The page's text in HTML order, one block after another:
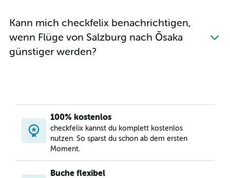
Kann mich checkfelix benachrichtigen,
wenn Flüge von Salzburg nach Ōsaka
günstiger werden?
100% kostenlos
checkfelix kannst du komplett kostenlos
nutzen. So sparst du schon ab dem ersten
Moment.
Buche flexibel